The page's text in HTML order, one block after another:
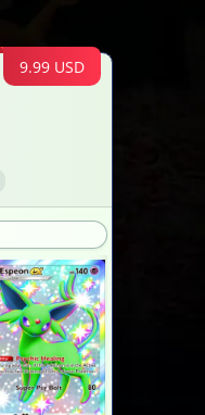
9.99 USD